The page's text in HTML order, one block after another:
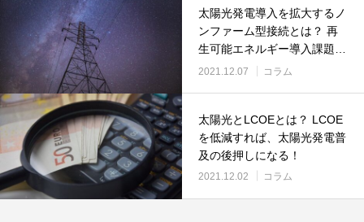
太陽光発電導入を拡大するノ
ンファーム型接続とは？ 再
生可能エネルギー導入課題で
ある空き容量不足を解決す
2021.12.07 コラム
太陽光とLCOEとは？ LCOE
を低減すれば、太陽光発電普
及の後押しになる！
2021.12.02 コラム